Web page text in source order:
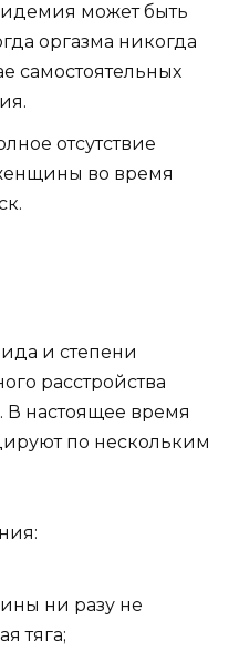
может быть
оргазма никогда
самостоятельных
отсутствие
во время
и степени
расстройства
В настоящее время
по нескольким
ни разу не
тяга;